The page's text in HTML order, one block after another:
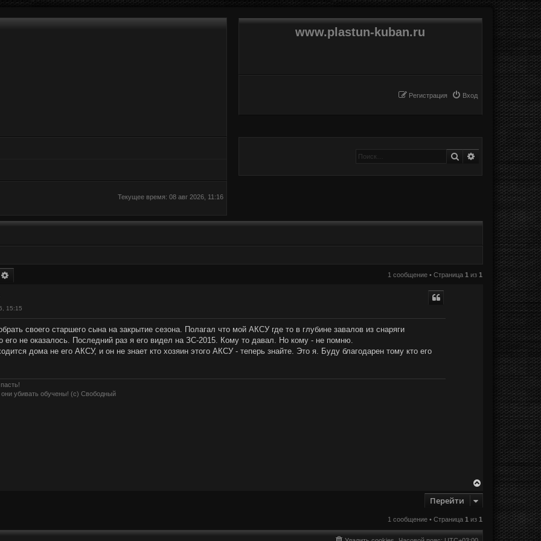
www.plastun-kuban.ru
Вход
Регистрация
Поиск Расширенный
Текущее время: 08 авг 2026, 11:16
1 сообщение • Страница 1 из 1
15:15
своего старшего сына на закрытие сезона. Полагал что мой АКСУ где то в глубине завалов из снаряги
его не оказалось. Последний раз я его видел на ЗС-2015. Кому то давал. Но кому - не помню.
дома не его АКСУ, и он не знает кто хозяин этого АКСУ - теперь знайте. Это я. Буду благодарен тому кто его
убивать обучены! (с) Свободный
Перейти
1 сообщение • Страница 1 из 1